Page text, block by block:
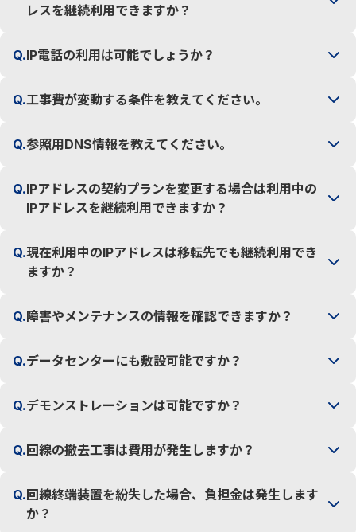
レスを継続利用できますか？
Q.IP電話の利用は可能でしょうか？
Q.工事費が変動する条件を教えてください。
Q.参照用DNS情報を教えてください。
Q.IPアドレスの契約プランを変更する場合は利用中の
IPアドレスを継続利用できますか？
Q.現在利用中のIPアドレスは移転先でも継続利用でき
ますか？
Q.障害やメンテナンスの情報を確認できますか？
Q.データセンターにも敷設可能ですか？
Q.デモンストレーションは可能ですか？
Q. 回線の撤去工事は費用が発生しますか？
Q. 回線終端装置を紛失した場合、負担金は発生します
か？